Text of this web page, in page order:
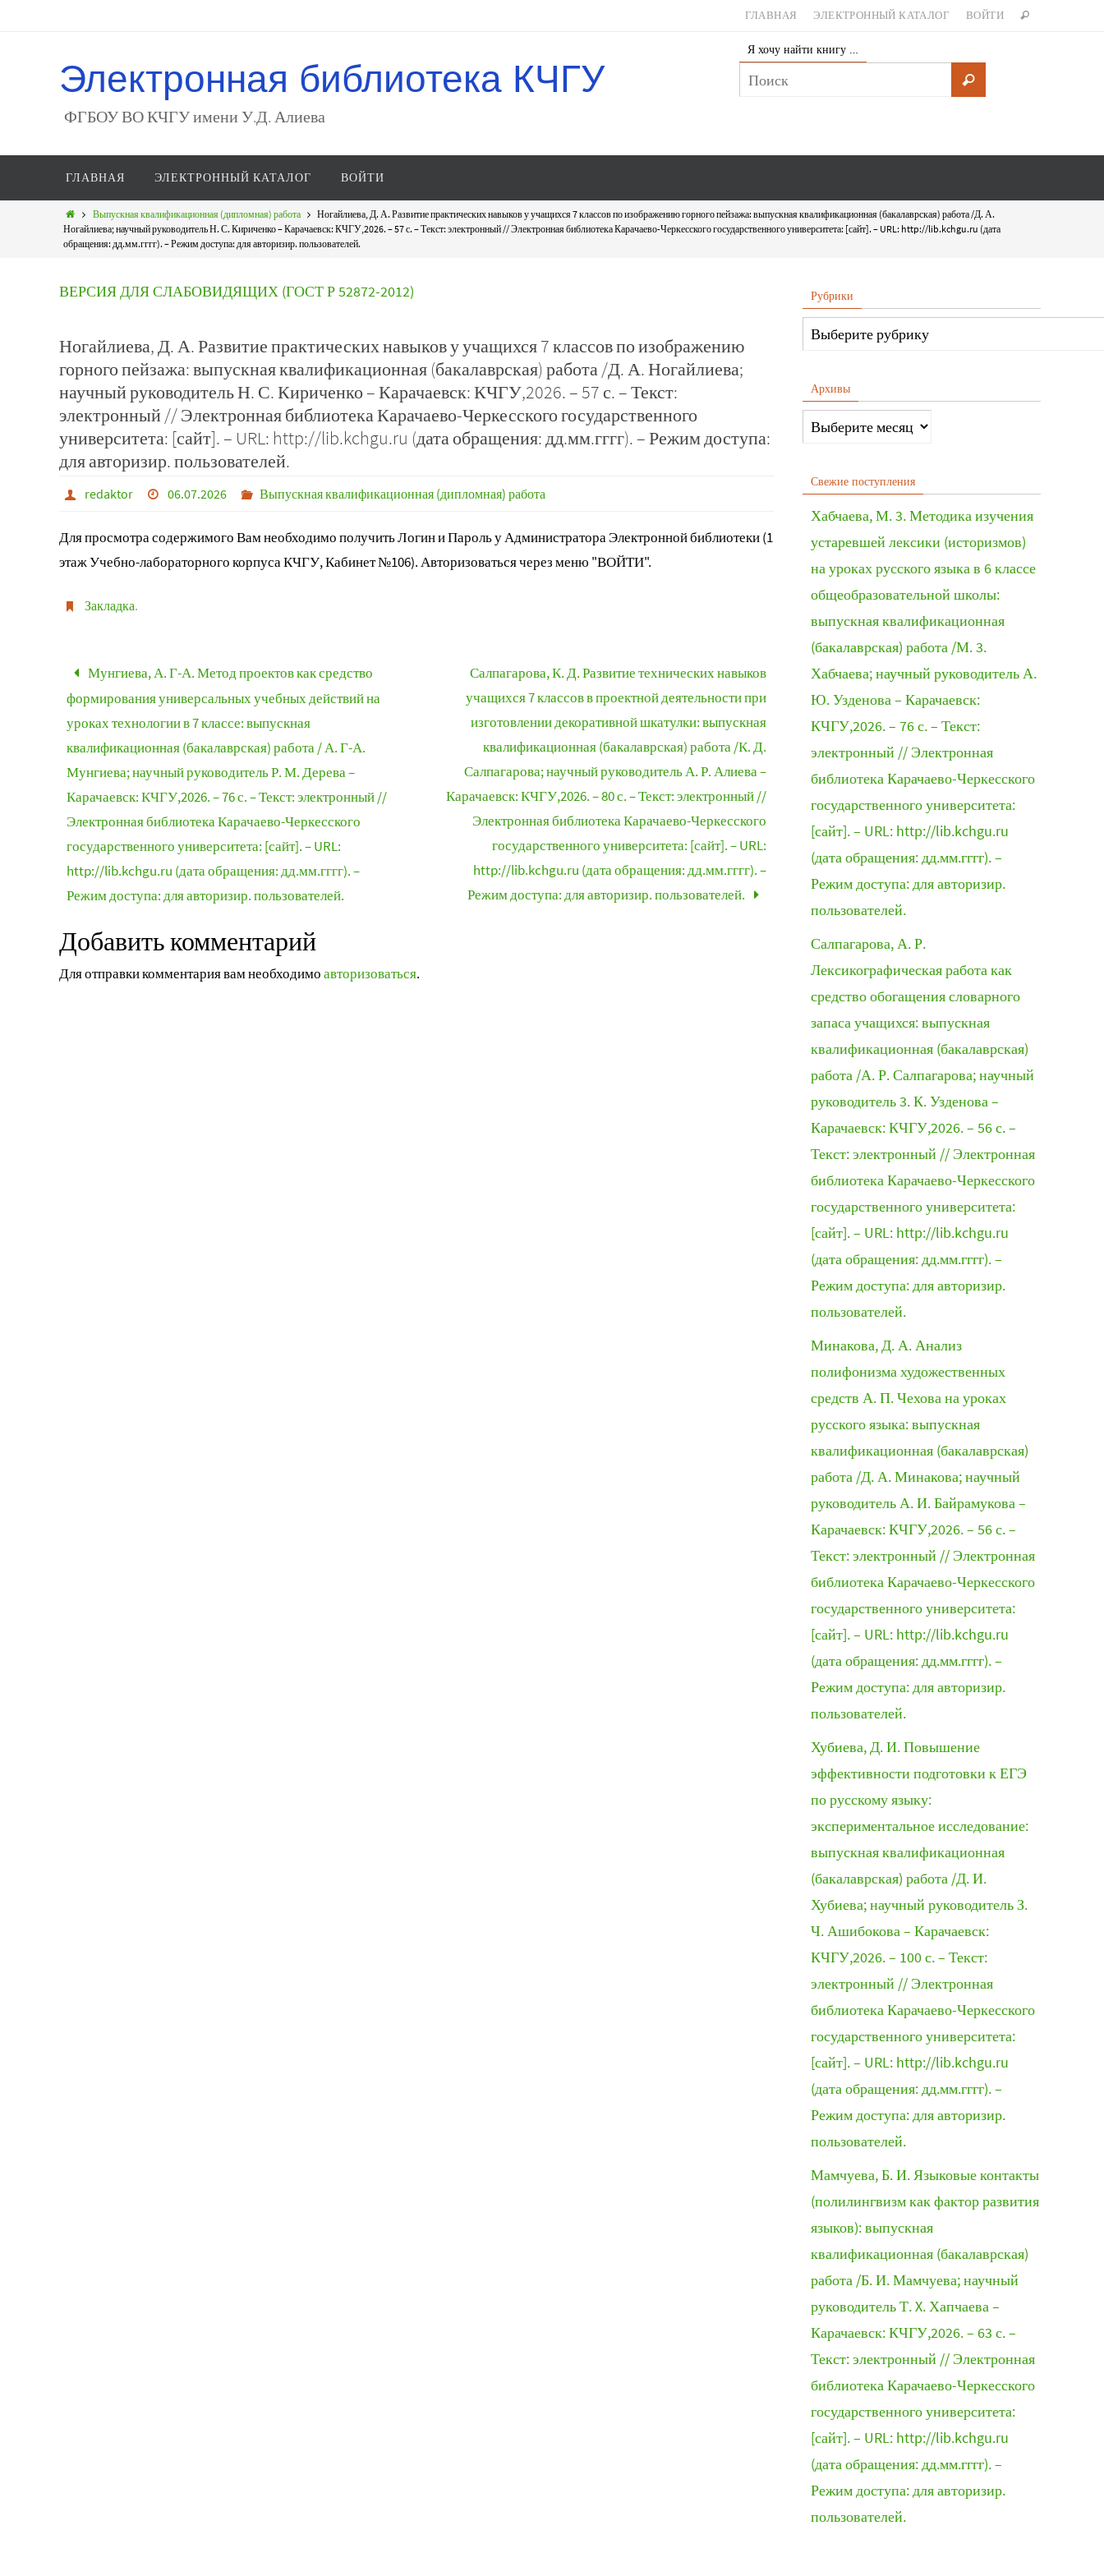
ГЛАВНАЯ ЭЛЕКТРОННЫЙ КАТАЛОГ ВОЙТИ
Электронная библиотека КЧГУ
ФГБОУ ВО КЧГУ имени У.Д. Алиева
Я хочу найти книгу …
ГЛАВНАЯ ЭЛЕКТРОННЫЙ КАТАЛОГ ВОЙТИ
Выпускная квалификационная (дипломная) работа
Ногайлиева, Д. А. Развитие практических навыков у учащихся 7 классов по изображению горного пейзажа: выпускная квалификационная (бакалаврская) работа /Д. А.
Ногайлиева; научный руководитель Н. С. Кириченко – Карачаевск: КЧГУ,2026. – 57 с. – Текст: электронный // Электронная библиотека Карачаево-Черкесского государственного университета: [сайт]. – URL: http://lib.kchgu.ru (дата
обращения: дд.мм.гггг). – Режим доступа: для авторизир. пользователей.
ВЕРСИЯ ДЛЯ СЛАБОВИДЯЩИХ (ГОСТ Р 52872-2012)
Ногайлиева, Д. А. Развитие практических навыков у учащихся 7 классов по изображению
горного пейзажа: выпускная квалификационная (бакалаврская) работа /Д. А. Ногайлиева;
научный руководитель Н. С. Кириченко – Карачаевск: КЧГУ,2026. – 57 с. – Текст:
электронный // Электронная библиотека Карачаево-Черкесского государственного
университета: [сайт]. – URL: http://lib.kchgu.ru (дата обращения: дд.мм.гггг). – Режим доступа:
для авторизир. пользователей.
redaktor 06.07.2026 Выпускная квалификационная (дипломная) работа
Для просмотра содержимого Вам необходимо получить Логин и Пароль у Администратора Электронной библиотеки (1
этаж Учебно-лабораторного корпуса КЧГУ, Кабинет №106). Авторизоваться через меню "ВОЙТИ".
Закладка.
Мунгиева, А. Г-А. Метод проектов как средство
формирования универсальных учебных действий на
уроках технологии в 7 классе: выпускная
квалификационная (бакалаврская) работа / А. Г-А.
Мунгиева; научный руководитель Р. М. Дерева –
Карачаевск: КЧГУ,2026. – 76 с. – Текст: электронный //
Электронная библиотека Карачаево-Черкесского
государственного университета: [сайт]. – URL:
http://lib.kchgu.ru (дата обращения: дд.мм.гггг). –
Режим доступа: для авторизир. пользователей.
Салпагарова, К. Д. Развитие технических навыков
учащихся 7 классов в проектной деятельности при
изготовлении декоративной шкатулки: выпускная
квалификационная (бакалаврская) работа /К. Д.
Салпагарова; научный руководитель А. Р. Алиева –
Карачаевск: КЧГУ,2026. – 80 с. – Текст: электронный //
Электронная библиотека Карачаево-Черкесского
государственного университета: [сайт]. – URL:
http://lib.kchgu.ru (дата обращения: дд.мм.гггг). –
Режим доступа: для авторизир. пользователей.
Добавить комментарий
Для отправки комментария вам необходимоавторизоваться.
Рубрики
Архивы
Свежие поступления
Хабчаева, М. 3. Методика изучения
устаревшей лексики (историзмов)
на уроках русского языка в 6 классе
общеобразовательной школы:
выпускная квалификационная
(бакалаврская) работа /М. 3.
Хабчаева; научный руководитель А.
Ю. Узденова – Карачаевск:
КЧГУ,2026. – 76 с. – Текст:
электронный // Электронная
библиотека Карачаево-Черкесского
государственного университета:
[сайт]. – URL: http://lib.kchgu.ru
(дата обращения: дд.мм.гггг). –
Режим доступа: для авторизир.
пользователей.
Салпагарова, А. Р.
Лексикографическая работа как
средство обогащения словарного
запаса учащихся: выпускная
квалификационная (бакалаврская)
работа /А. Р. Салпагарова; научный
руководитель 3. К. Узденова –
Карачаевск: КЧГУ,2026. – 56 с. –
Текст: электронный // Электронная
библиотека Карачаево-Черкесского
государственного университета:
[сайт]. – URL: http://lib.kchgu.ru
(дата обращения: дд.мм.гггг). –
Режим доступа: для авторизир.
пользователей.
Минакова, Д. А. Анализ
полифонизма художественных
средств А. П. Чехова на уроках
русского языка: выпускная
квалификационная (бакалаврская)
работа /Д. А. Минакова; научный
руководитель А. И. Байрамукова –
Карачаевск: КЧГУ,2026. – 56 с. –
Текст: электронный // Электронная
библиотека Карачаево-Черкесского
государственного университета:
[сайт]. – URL: http://lib.kchgu.ru
(дата обращения: дд.мм.гггг). –
Режим доступа: для авторизир.
пользователей.
Хубиева, Д. И. Повышение
эффективности подготовки к ЕГЭ
по русскому языку:
экспериментальное исследование:
выпускная квалификационная
(бакалаврская) работа /Д. И.
Хубиева; научный руководитель З.
Ч. Ашибокова – Карачаевск:
КЧГУ,2026. – 100 с. – Текст:
электронный // Электронная
библиотека Карачаево-Черкесского
государственного университета:
[сайт]. – URL: http://lib.kchgu.ru
(дата обращения: дд.мм.гггг). –
Режим доступа: для авторизир.
пользователей.
Мамчуева, Б. И. Языковые контакты
(полилингвизм как фактор развития
языков): выпускная
квалификационная (бакалаврская)
работа /Б. И. Мамчуева; научный
руководитель Т. X. Хапчаева –
Карачаевск: КЧГУ,2026. – 63 с. –
Текст: электронный // Электронная
библиотека Карачаево-Черкесского
государственного университета:
[сайт]. – URL: http://lib.kchgu.ru
(дата обращения: дд.мм.гггг). –
Режим доступа: для авторизир.
пользователей.